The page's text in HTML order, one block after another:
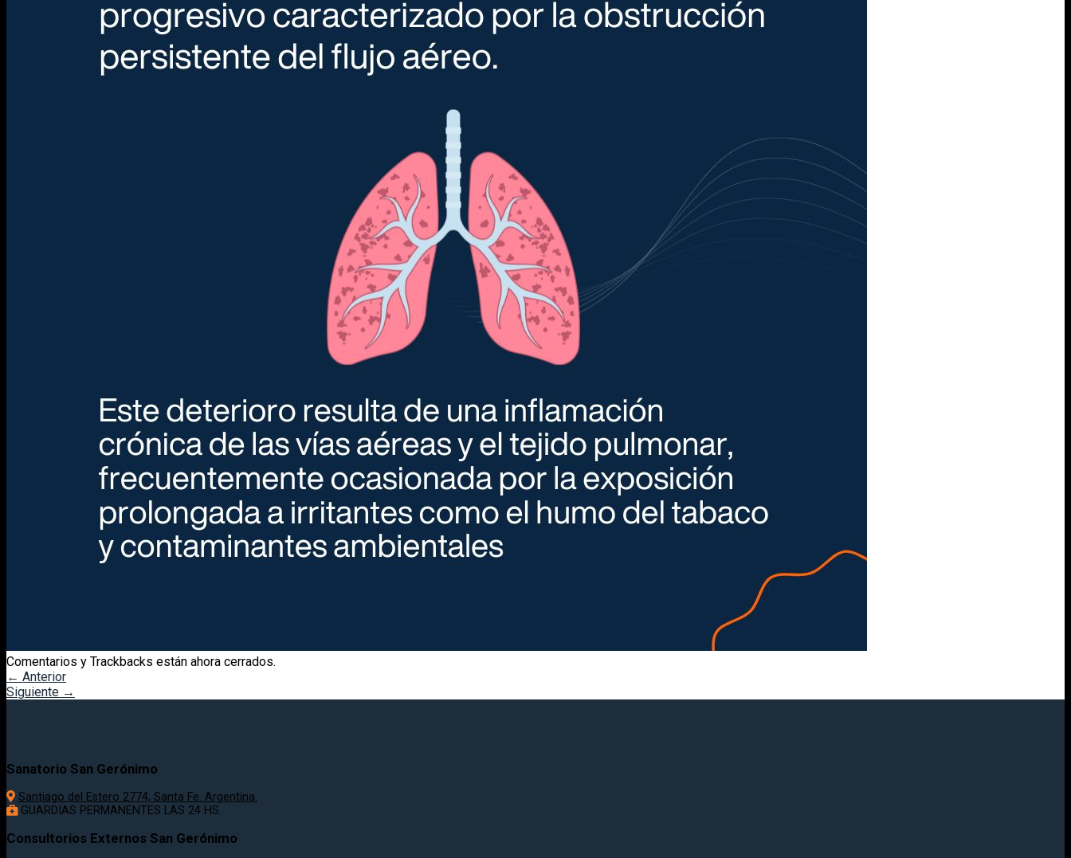
El Grupo San Gerónimo
Área Pacientes
Información para Pacientes
Solicitar un Turno
Profesionales
Comentarios y Trackbacks están ahora cerrados.
← Anterior
Siguiente →
Sanatorio San Gerónimo
Santiago del Estero 2774, Santa Fe. Argentina.
GUARDIAS PERMANENTES LAS 24 HS.
Consultorios Externos San Gerónimo